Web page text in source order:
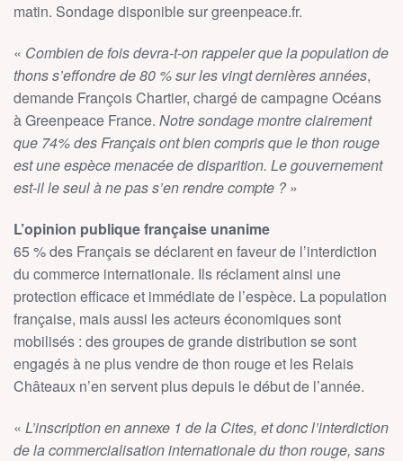
matin. Sondage disponible sur greenpeace.fr.
« Combien de fois devra-t-on rappeler que la population de
thons s’effondre de 80 % sur les vingt dernières années,
demande François Chartier, chargé de campagne Océans
à Greenpeace France. Notre sondage montre clairement
que 74% des Français ont bien compris que le thon rouge
est une espèce menacée de disparition. Le gouvernement
est-il le seul à ne pas s’en rendre compte ? »
L’opinion publique française unanime
65 % des Français se déclarent en faveur de l’interdiction
du commerce internationale. Ils réclament ainsi une
protection efficace et immédiate de l’espèce. La population
française, mais aussi les acteurs économiques sont
mobilisés : des groupes de grande distribution se sont
engagés à ne plus vendre de thon rouge et les Relais
Châteaux n’en servent plus depuis le début de l’année.
« L’inscription en annexe 1 de la Cites, et donc l’interdiction
de la commercialisation internationale du thon rouge, sans